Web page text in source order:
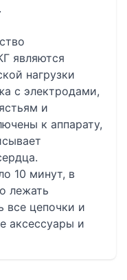
являются
нагрузки
с электродами,
и
к аппарату,
10 минут, в
лежать
все цепочки и
аксессуары и